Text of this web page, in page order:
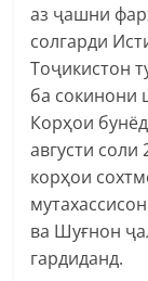
аз ҷашни
солгарди
Тоҷикистон
ба сокинони
Корҳои
августи
корҳои
ва Шуғнон
гардиданд.